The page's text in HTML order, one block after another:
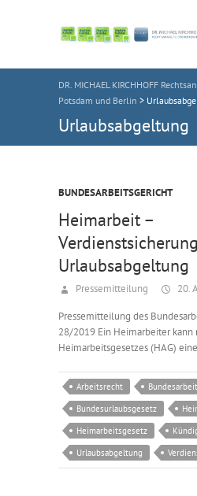
DR. MICHAEL KIRCHHOFF
Potsdam und Berlin >
Urlaubsabgeltung
BUNDESARBEITSGERICHT
Heimarbeit –
Urlaubsabgeltung
Pressemitteilung 20.
Pressemitteilung des
28/2019 Ein Heimarbeiter kann
Heimarbeitsgesetzes (HAG)
Arbeitsrecht
Bundesurlaubsgesetz
Heimarbeitsgesetz
Urlaubsabgeltung